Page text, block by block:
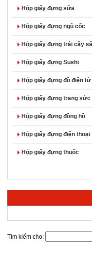
Hộp giấy đựng sữa
Hộp giấy đựng ngũ cốc
Hộp giấy đựng trái cây
Hộp giấy đựng Sushi
Hộp giấy đựng đồ điện tử
Hộp giấy đựng trang sức
Hộp giấy đựng đồng hồ
Hộp giấy đựng điện thoại
Hộp giấy đựng thuốc
Tìm kiếm cho: